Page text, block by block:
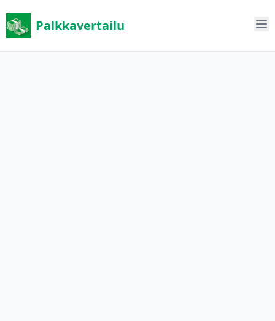
Palkkavertailu